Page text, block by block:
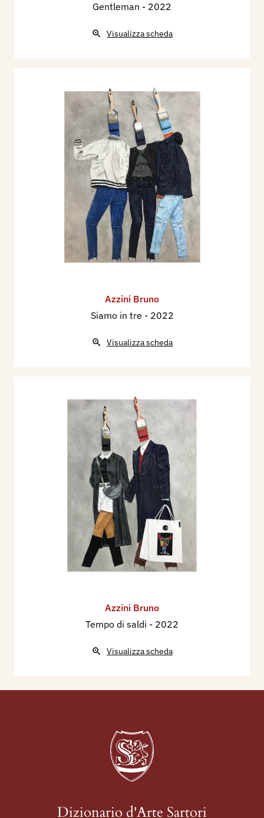
Gentleman - 2022
Visualizza scheda
Azzini Bruno
Siamo in tre - 2022
Visualizza scheda
Azzini Bruno
Tempo di saldi - 2022
Visualizza scheda
Dizionario d'Arte Sartori